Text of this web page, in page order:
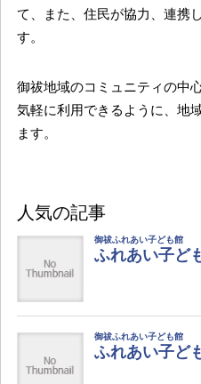
て、また、住民が協力、連携
す。
御祓地域のコミュニティの中
気軽に利用できるように、地
ます。
人気の記事